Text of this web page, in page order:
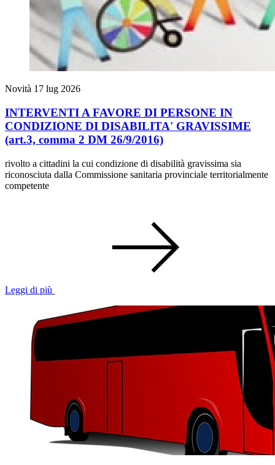
Novità 17 lug 2026
INTERVENTI A FAVORE DI PERSONE IN
CONDIZIONE DI DISABILITA' GRAVISSIME
(art.3, comma 2 DM 26/9/2016)
rivolto a cittadini la cui condizione di disabilità gravissima sia
riconosciuta dalla Commissione sanitaria provinciale territorialmente
competente
Leggi di più